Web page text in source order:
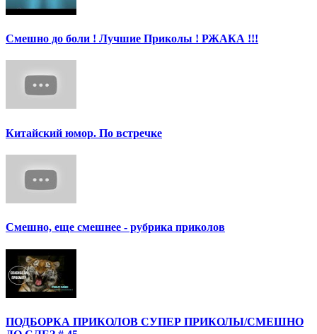
Смешно до боли ! Лучшие Приколы ! РЖАКА !!!
Китайский юмор. По встречке
Смешно, еще смешнее - рубрика приколов
ПОДБОРКА ПРИКОЛОВ СУПЕР ПРИКОЛЫ/СМЕШНО